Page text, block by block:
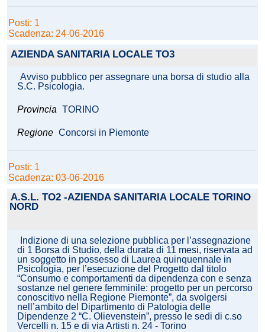
Posti: 1
Scadenza: 24-06-2016
AZIENDA SANITARIA LOCALE TO3
Avviso pubblico per assegnare una borsa di studio alla
S.C. Psicologia.
Provincia TORINO
Regione Concorsi in Piemonte
Posti: 1
Scadenza: 03-06-2016
A.S.L. TO2 -AZIENDA SANITARIA LOCALE TORINO
NORD
Indizione di una selezione pubblica per l’assegnazione
di 1 Borsa di Studio, della durata di 11 mesi, riservata ad
un soggetto in possesso di Laurea quinquennale in
Psicologia, per l’esecuzione del Progetto dal titolo
“Consumo e comportamenti da dipendenza con e senza
sostanze nel genere femminile: progetto per un percorso
conoscitivo nella Regione Piemonte”, da svolgersi
nell’ambito del Dipartimento di Patologia delle
Dipendenze 2 “C. Olievenstein”, presso le sedi di c.so
Vercelli n. 15 e di via Artisti n. 24 - Torino